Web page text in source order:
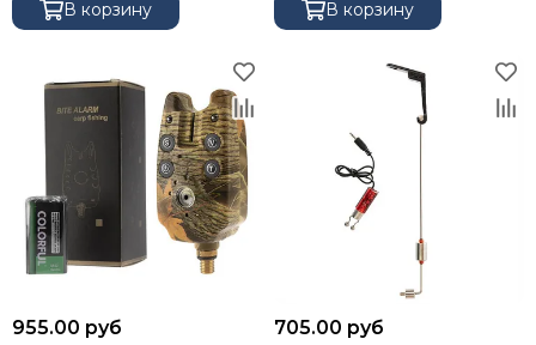
В корзину В корзину
955.00 руб 705.00 руб